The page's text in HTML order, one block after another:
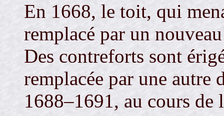
En 1668, le toit, qui
remplacé par un
Des contreforts sont
remplacée par une autre
1688–1691, au cours